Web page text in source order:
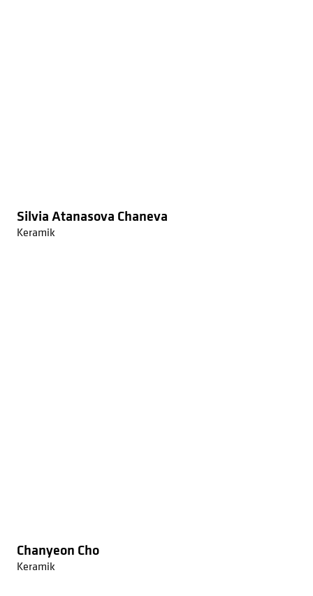
Silvia Atanasova Chaneva
Keramik
Chanyeon Cho
Keramik